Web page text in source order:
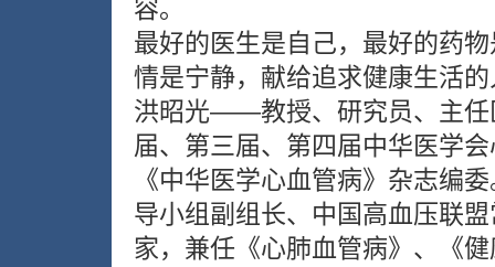
容。
最好的医生是自己，最好的药
情是宁静，献给追求健康生活
洪昭光——教授、研究员、主任
届、第三届、第四届中华医学
《中华医学心血管病》杂志编
导小组副组长、中国高血压联
家，兼任《心肺血管病》、《